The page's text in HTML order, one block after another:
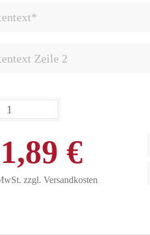
1,89 €
zzgl. Versandkosten